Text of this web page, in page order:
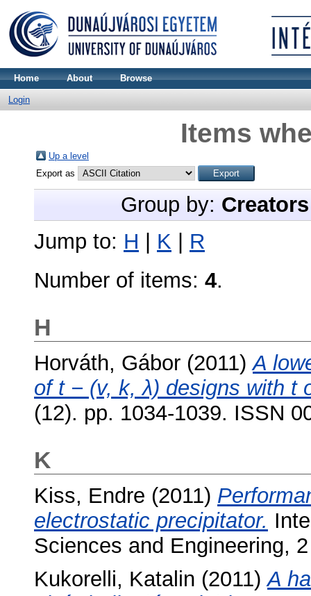
Home About Browse
Login
Items
Up a level
Export as
Group by: Creators
Jump to: H K
R
Number of items: 4.
H
Horváth, Gábor (2011)A
of t − (v, k, λ) designs with t
(12). pp. 1034-1039. ISSN
K
Kiss, Endre (2011)
electrostatic precipitator.
Sciences and Engineering,
Kukorelli, Katalin (2011)A